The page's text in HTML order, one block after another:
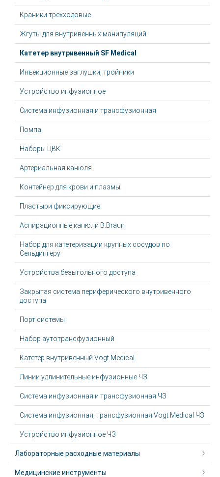
Краники трехходовые
Жгуты для внутривенных манипуляций
Катетер внутривенный SF Medical
Инъекционные заглушки, тройники
Устройство инфузионное
Система инфузионная и трансфузионная
Помпа
Наборы ЦВК
Артериальная канюля
Контейнер для крови и плазмы
Пластыри фиксирующие
Аспирационные канюли B.Braun
Набор для катетеризации крупных сосудов по
Сельдингеру
Устройства безыгольного доступа
Закрытая система периферического внутривенного
доступа
Порт системы
Набор аутотрансфузионный
Катетер внутривенный Vogt Medical
Линии удлинительные инфузионные ЧЗ
Система инфузионная и трансфузионная ЧЗ
Система инфузионная, трансфузионная Vogt Medical ЧЗ
Устройство инфузионное ЧЗ
Лабораторные расходные материалы
Медицинские инструменты